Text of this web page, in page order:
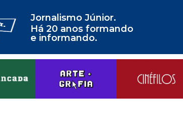
Jornalismo Júnior.
Há 20 anos formando
e informando.